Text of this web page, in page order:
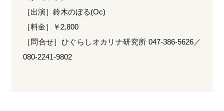
［出演］鈴木のぼる(Oc)
［料金］￥2,800
［問合せ］ひぐらしオカリナ研究所 047-386-5626／
080-2241-9802